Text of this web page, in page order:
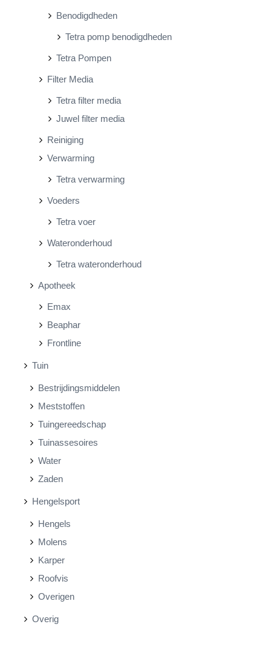
Benodigdheden
Tetra pomp benodigdheden
Tetra Pompen
Filter Media
Tetra filter media
Juwel filter media
Reiniging
Verwarming
Tetra verwarming
Voeders
Tetra voer
Wateronderhoud
Tetra wateronderhoud
Apotheek
Emax
Beaphar
Frontline
Tuin
Bestrijdingsmiddelen
Meststoffen
Tuingereedschap
Tuinassesoires
Water
Zaden
Hengelsport
Hengels
Molens
Karper
Roofvis
Overigen
Overig